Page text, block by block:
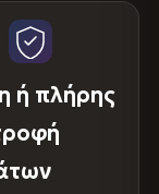
-
στην
γωνίες από αφρό
ενισχυμένο
σε όλη την
για
ή πλήρης